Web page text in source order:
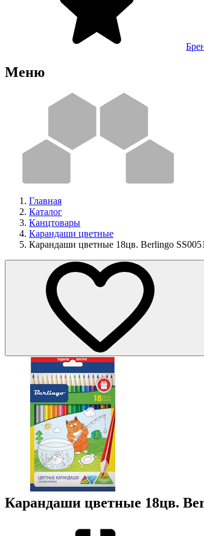
Меню
Главная
Каталог
Канцтовары
Карандаши цветные
Карандаши цветные 18цв. Berlingo
Карандаши цветные 18цв.